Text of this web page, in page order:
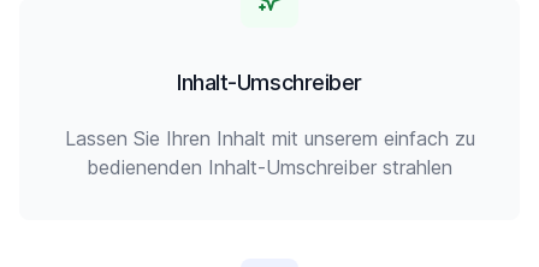
Inhalt-Umschreiber
Lassen Sie Ihren Inhalt mit unserem einfach zu
bedienenden Inhalt-Umschreiber strahlen